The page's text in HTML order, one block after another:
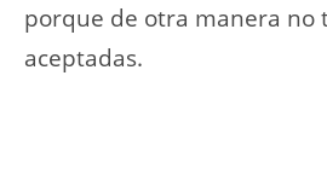
porque de otra manera no
aceptadas.